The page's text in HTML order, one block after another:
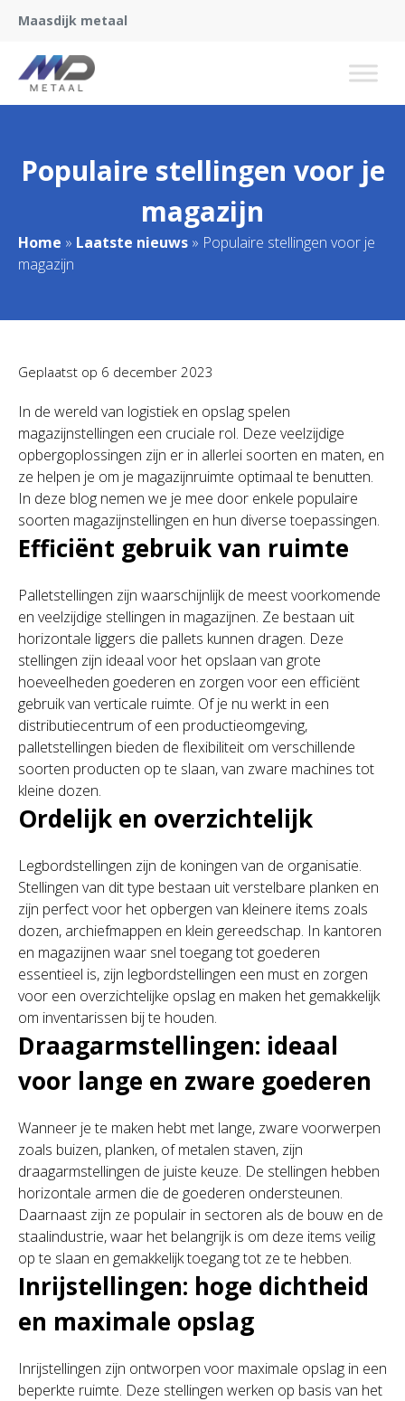
Maasdijk metaal
Populaire stellingen voor je
magazijn
Home » Laatste nieuws » Populaire stellingen voor je
magazijn
Geplaatst op 6 december 2023
In de wereld van logistiek en opslag spelen
magazijnstellingen een cruciale rol. Deze veelzijdige
opbergoplossingen zijn er in allerlei soorten en maten, en
ze helpen je om je magazijnruimte optimaal te benutten.
In deze blog nemen we je mee door enkele populaire
soorten magazijnstellingen en hun diverse toepassingen.
Efficiënt gebruik van ruimte
Palletstellingen zijn waarschijnlijk de meest voorkomende
en veelzijdige stellingen in magazijnen. Ze bestaan uit
horizontale liggers die pallets kunnen dragen. Deze
stellingen zijn ideaal voor het opslaan van grote
hoeveelheden goederen en zorgen voor een efficiënt
gebruik van verticale ruimte. Of je nu werkt in een
distributiecentrum of een productieomgeving,
palletstellingen bieden de flexibiliteit om verschillende
soorten producten op te slaan, van zware machines tot
kleine dozen.
Ordelijk en overzichtelijk
Legbordstellingen zijn de koningen van de organisatie.
Stellingen van dit type bestaan uit verstelbare planken en
zijn perfect voor het opbergen van kleinere items zoals
dozen, archiefmappen en klein gereedschap. In kantoren
en magazijnen waar snel toegang tot goederen
essentieel is, zijn legbordstellingen een must en zorgen
voor een overzichtelijke opslag en maken het gemakkelijk
om inventarissen bij te houden.
Draagarmstellingen: ideaal
voor lange en zware goederen
Wanneer je te maken hebt met lange, zware voorwerpen
zoals buizen, planken, of metalen staven, zijn
draagarmstellingen de juiste keuze. De stellingen hebben
horizontale armen die de goederen ondersteunen.
Daarnaast zijn ze populair in sectoren als de bouw en de
staalindustrie, waar het belangrijk is om deze items veilig
op te slaan en gemakkelijk toegang tot ze te hebben.
Inrijstellingen: hoge dichtheid
en maximale opslag
Inrijstellingen zijn ontworpen voor maximale opslag in een
beperkte ruimte. Deze stellingen werken op basis van het